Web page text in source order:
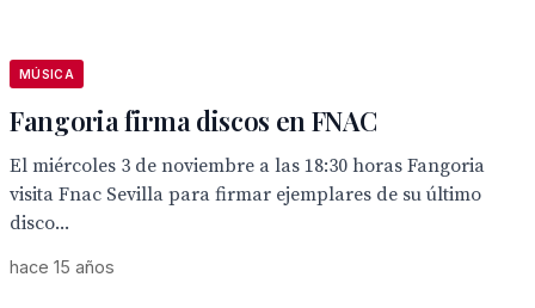
MÚSICA
Fangoria firma discos en FNAC
El miércoles 3 de noviembre a las 18:30 horas Fangoria
visita Fnac Sevilla para firmar ejemplares de su último
disco...
hace 15 años